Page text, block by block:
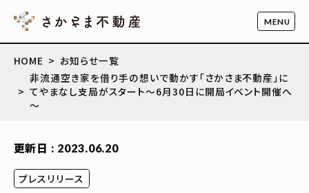
HOME
お知らせ一覧
非流通空き家を借り手の想いで動かす「さかさま不動産」に
てやまなし支局がスタート～6月30日に開局イベント開催へ
～
更新日 : 2023.06.20
プレスリリース